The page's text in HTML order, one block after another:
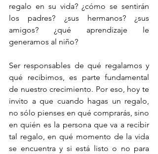
regalo en su vida? ¿cómo se sentirán
los padres? ¿sus hermanos? ¿sus
amigos? ¿qué aprendizaje le
generamos al niño?
Ser responsables de qué regalamos y
qué recibimos, es parte fundamental
de nuestro crecimiento. Por eso, hoy te
invito a que cuando hagas un regalo,
no sólo pienses en qué comprarás, sino
en quién es la persona que va a recibir
tal regalo, en qué momento de la vida
se encuentra y si está listo o no para